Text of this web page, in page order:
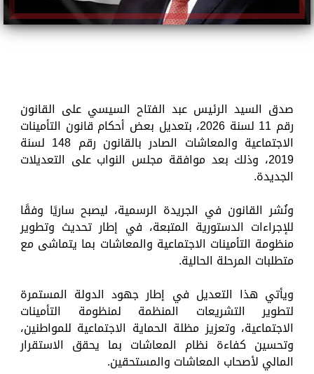
صدق السيد الرئيس عبد الفتاح السيسي على القانون
رقم 11 لسنة 2026، بتعديل بعض أحكام قانون التأمينات
الاجتماعية والمعاشات الصادر بالقانون رقم 148 لسنة
2019، وذلك بعد موافقة مجلس النواب على التعديلات
الجديدة.
ونُشر القانون في الجريدة الرسمية، ليصبح ساريًا وفقًا
للإجراءات الدستورية المتبعة، في إطار تحديث وتطوير
منظومة التأمينات الاجتماعية والمعاشات بما يتماشى مع
متطلبات المرحلة الحالية.
ويأتي هذا التعديل في إطار جهود الدولة المستمرة
لتطوير التشريعات المنظمة لمنظومة التأمينات
الاجتماعية، وتعزيز مظلة الحماية الاجتماعية للمواطنين،
وتحسين كفاءة نظام المعاشات بما يحقق الاستقرار
المالي لأصحاب المعاشات والمستحقين.